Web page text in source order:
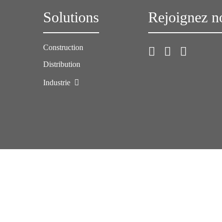
Solutions
Construction
Distribution
Industrie
Rejoignez